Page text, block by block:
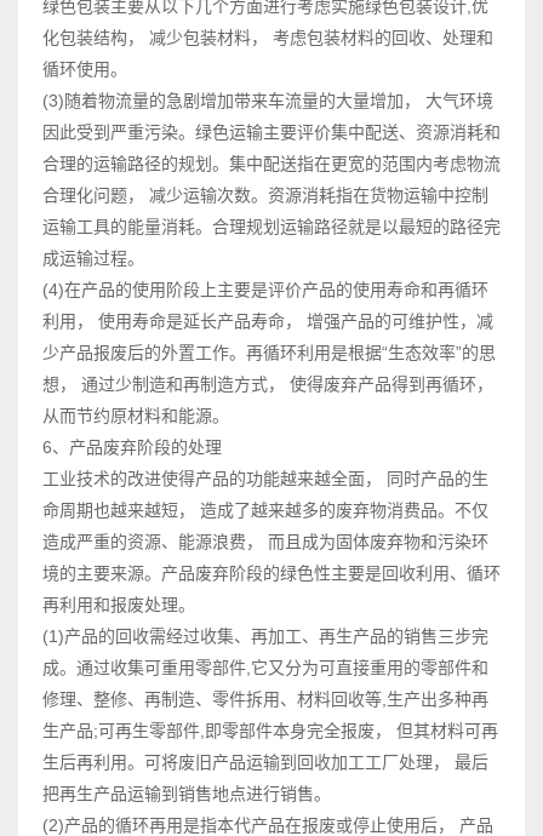
绿色包装主要从以下几个方面进行考虑实施绿色包装设计,优
化包装结构， 减少包装材料， 考虑包装材料的回收、处理和
循环使用。
(3)随着物流量的急剧增加带来车流量的大量增加， 大气环境
因此受到严重污染。绿色运输主要评价集中配送、资源消耗和
合理的运输路径的规划。集中配送指在更宽的范围内考虑物流
合理化问题， 减少运输次数。资源消耗指在货物运输中控制
运输工具的能量消耗。合理规划运输路径就是以最短的路径完
成运输过程。
(4)在产品的使用阶段上主要是评价产品的使用寿命和再循环
利用， 使用寿命是延长产品寿命， 增强产品的可维护性，减
少产品报废后的外置工作。再循环利用是根据“生态效率”的思
想， 通过少制造和再制造方式， 使得废弃产品得到再循环，
从而节约原材料和能源。
6、产品废弃阶段的处理
工业技术的改进使得产品的功能越来越全面， 同时产品的生
命周期也越来越短， 造成了越来越多的废弃物消费品。不仅
造成严重的资源、能源浪费， 而且成为固体废弃物和污染环
境的主要来源。产品废弃阶段的绿色性主要是回收利用、循环
再利用和报废处理。
(1)产品的回收需经过收集、再加工、再生产品的销售三步完
成。通过收集可重用零部件,它又分为可直接重用的零部件和
修理、整修、再制造、零件拆用、材料回收等,生产出多种再
生产品;可再生零部件,即零部件本身完全报废， 但其材料可再
生后再利用。可将废旧产品运输到回收加工工厂处理， 最后
把再生产品运输到销售地点进行销售。
(2)产品的循环再用是指本代产品在报废或停止使用后， 产品